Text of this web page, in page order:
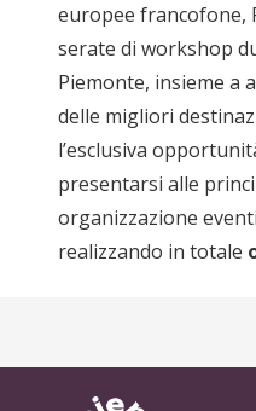
europee francofone,
serate di workshop
Piemonte, insieme a
delle migliori
l’esclusiva
presentarsi alle
organizzazione
realizzando in totale